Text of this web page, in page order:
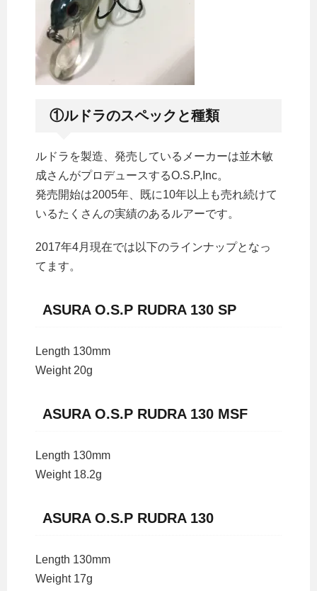
①ルドラのスペックと種類
ルドラを製造、発売しているメーカーは並木敏
成さんがプロデュースするO.S.P,Inc。
発売開始は2005年、既に10年以上も売れ続けて
いるたくさんの実績のあるルアーです。
2017年4月現在では以下のラインナップとなっ
てます。
ASURA O.S.P RUDRA 130 SP
Length 130mm
Weight 20g
ASURA O.S.P RUDRA 130 MSF
Length 130mm
Weight 18.2g
ASURA O.S.P RUDRA 130
Length 130mm
Weight 17g